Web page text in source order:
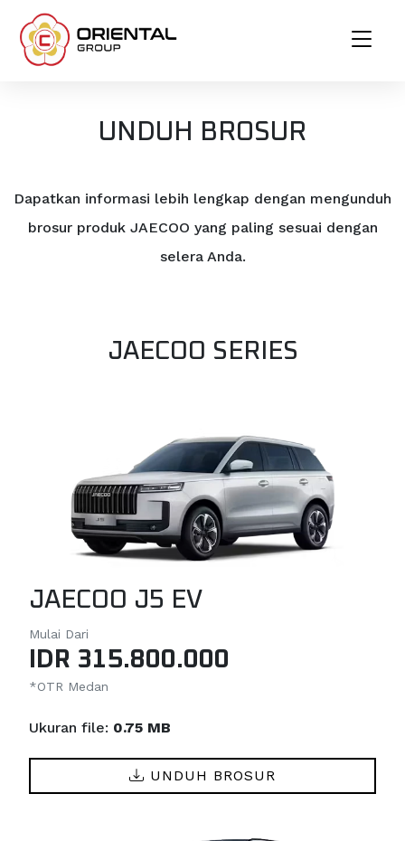
HOME
INFORMASI
BOOKING SERVICE
UNDUH BROSUR
Dapatkan informasi lebih lengkap dengan mengunduh
brosur produk JAECOO yang paling sesuai dengan
selera Anda.
JAECOO SERIES
JAECOO J5 EV
Mulai Dari
IDR 315.800.000
*OTR Medan
Ukuran file: 0.75 MB
UNDUH BROSUR